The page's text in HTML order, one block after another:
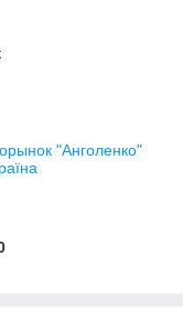
"Анголенко"